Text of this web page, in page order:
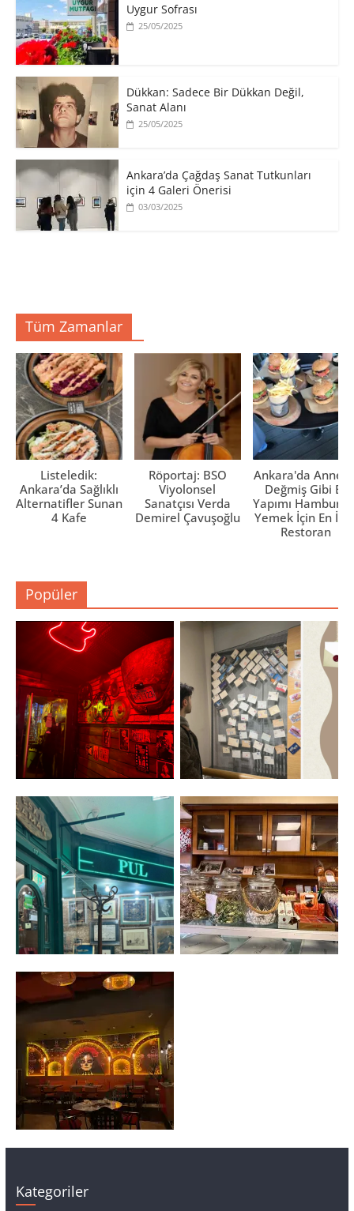
Uygur Sofrası
25/05/2025
​Dükkan: Sadece Bir Dükkan Değil,
Sanat Alanı
25/05/2025
Ankara’da Çağdaş Sanat Tutkunları
için 4 Galeri Önerisi
03/03/2025
Tüm Zamanlar
Listeledik:
Ankara’da Sağlıklı
Alternatifler Sunan
4 Kafe
Röportaj: BSO
Viyolonsel
Sanatçısı Verda
Demirel Çavuşoğlu
Ankara'da Anne
Değmiş Gibi Ev
Yapımı
Yemek İçin En İyi
Restoran
Popüler
Kategoriler